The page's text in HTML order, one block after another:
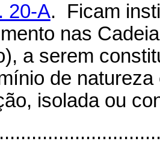
20-A. Ficam
nas
a serem
de
isolada ou